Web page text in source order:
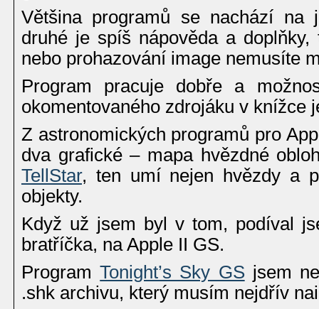
Většina programů se nachází na
druhé je spíš nápověda a
nebo prohazování image nemusíte
Program pracuje dobře a
okomentovaného zdrojáku v knížce
Z astronomických programů pro
dva grafické – mapa hvězdné
TellStar, ten umí nejen hvězdy a
objekty.
Když už jsem byl v tom, podíval
bratříčka, na Apple II GS.
ProgramTonight’s Sky GSjsem
.shk archivu, který musím nejdřív